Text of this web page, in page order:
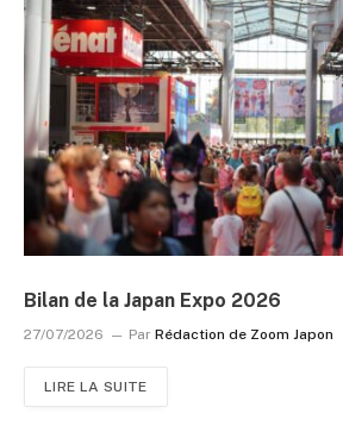
Bilan de la Japan Expo 2026
27/07/2026 Par Rédaction de Zoom Japon
LIRE LA SUITE